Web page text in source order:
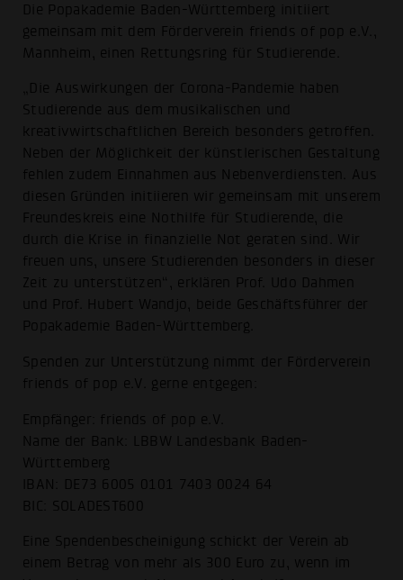
Die Popakademie Baden-Württemberg initiiert
gemeinsam mit dem Förderverein friends of pop e.V.,
Mannheim, einen Rettungsring für Studierende.
„Die Auswirkungen der Corona-Pandemie haben
Studierende aus dem musikalischen und
kreativwirtschaftlichen Bereich besonders getroffen.
Neben der Möglichkeit der künstlerischen Gestaltung
fehlen zudem Einnahmen aus Nebenverdiensten. Aus
diesen Gründen initiieren wir gemeinsam mit unserem
Freundeskreis eine Nothilfe für Studierende, die
durch die Krise in finanzielle Not geraten sind. Wir
freuen uns, unsere Studierenden besonders in dieser
Zeit zu unterstützen“, erklären Prof. Udo Dahmen
und Prof. Hubert Wandjo, beide Geschäftsführer der
Popakademie Baden-Württemberg.
Spenden zur Unterstützung nimmt der Förderverein
friends of pop e.V. gerne entgegen:
Empfänger: friends of pop e.V.
Name der Bank: LBBW Landesbank Baden-
Württemberg
IBAN: DE73 6005 0101 7403 0024 64
BIC: SOLADEST600
Eine Spendenbescheinigung schickt der Verein ab
einem Betrag von mehr als 300 Euro zu, wenn im